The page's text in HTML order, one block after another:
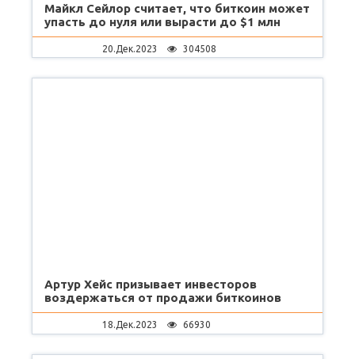
Майкл Сейлор считает, что биткоин может
упасть до нуля или вырасти до $1 млн
20.Дек.2023 304508
Артур Хейс призывает инвесторов
воздержаться от продажи биткоинов
18.Дек.2023 66930